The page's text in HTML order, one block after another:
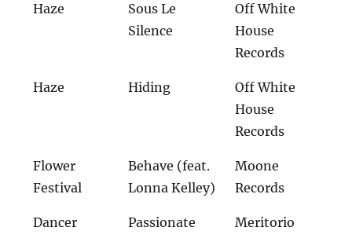
Haze
Sous Le
Silence
Off White
House
Records
Haze Hiding
Off White
House
Records
Flower
Festival
Behave (feat.
Lonna Kelley)
Moone
Records
Dancer
Passionate
Meritorio